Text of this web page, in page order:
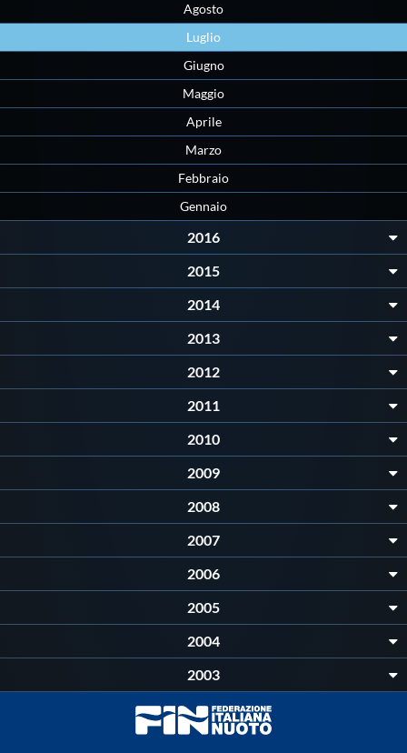
Flash News
Intranet
Mappa del sito
Agosto
Luglio
Giugno
Maggio
Aprile
Marzo
Febbraio
Gennaio
2016
2015
2014
2013
2012
2011
2010
2009
2008
2007
2006
2005
2004
2003